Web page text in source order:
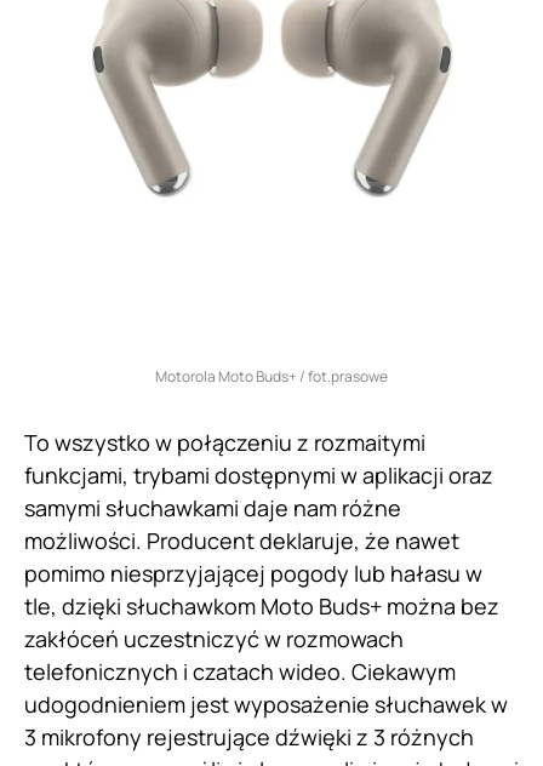
Motorola Moto Buds+ / fot.prasowe
To wszystko w połączeniu z rozmaitymi
funkcjami, trybami dostępnymi w aplikacji oraz
samymi słuchawkami daje nam różne
możliwości. Producent deklaruje, że nawet
pomimo niesprzyjającej pogody lub hałasu w
tle, dzięki słuchawkom Moto Buds+ można bez
zakłóceń uczestniczyć w rozmowach
telefonicznych i czatach wideo. Ciekawym
udogodnieniem jest wyposażenie słuchawek w
3 mikrofony rejestrujące dźwięki z 3 różnych